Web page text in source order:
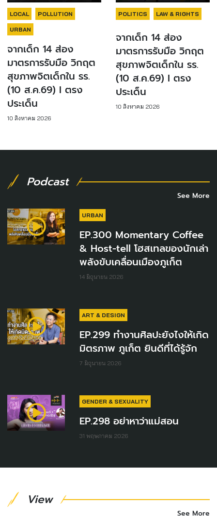
LOCAL POLLUTION
URBAN
จากเด็ก 14 ส่อง
มาตรการรับมือ วิกฤต
สุขภาพจิตเด็กใน รร.
(10 ส.ค.69) I ตรง
ประเด็น
10 สิงหาคม 2026
POLITICS LAW & RIGHTS
จากเด็ก 14 ส่อง
มาตรการรับมือ วิกฤต
สุขภาพจิตเด็กใน รร.
(10 ส.ค.69) I ตรง
ประเด็น
10 สิงหาคม 2026
Podcast
See More
URBAN
EP.300 Momentary Coffee
& Host-tell โฮสเทลของนักเล่า
พลังขับเคลื่อนเมืองภูเก็ต
14 มิถุนายน 2026
ART & DESIGN
EP.299 ทำงานศิลปะยังไงให้เกิด
มิตรภาพ ภูเก็ต ยินดีที่ได้รู้จัก
7 มิถุนายน 2026
GENDER & SEXUALITY
EP.298 อย่าหาว่าแม่สอน
31 พฤษภาคม 2026
View
See More